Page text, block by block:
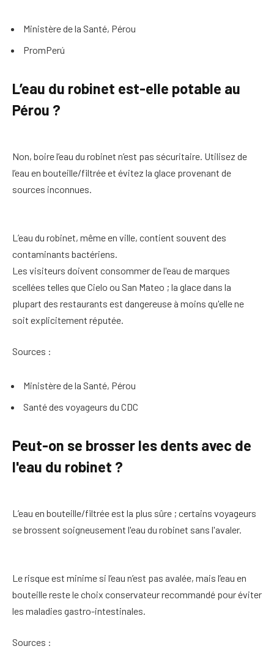
Ministère de la Santé, Pérou
PromPerú
L’eau du robinet est-elle potable au
Pérou ?
Non, boire l’eau du robinet n’est pas sécuritaire. Utilisez de
l’eau en bouteille/filtrée et évitez la glace provenant de
sources inconnues.
L’eau du robinet, même en ville, contient souvent des
contaminants bactériens.
Les visiteurs doivent consommer de l'eau de marques
scellées telles que Cielo ou San Mateo ; la glace dans la
plupart des restaurants est dangereuse à moins qu'elle ne
soit explicitement réputée.
Sources :
Ministère de la Santé, Pérou
Santé des voyageurs du CDC
Peut-on se brosser les dents avec de
l'eau du robinet ?
L’eau en bouteille/filtrée est la plus sûre ; certains voyageurs
se brossent soigneusement l'eau du robinet sans l'avaler.
Le risque est minime si l’eau n’est pas avalée, mais l’eau en
bouteille reste le choix conservateur recommandé pour éviter
les maladies gastro-intestinales.
Sources :